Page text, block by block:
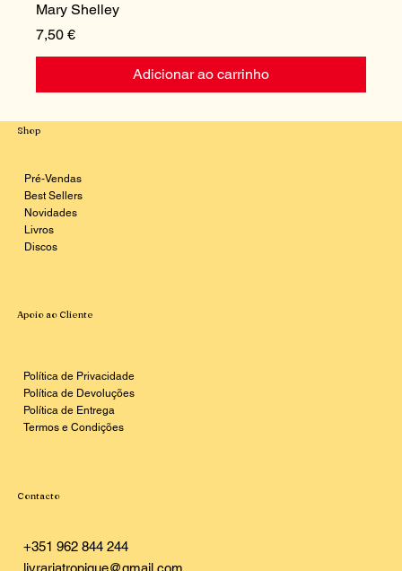
Mary Shelley
Preço
7,50 €
Adicionar ao carrinho
Shop
Pré-Vendas
Best Sellers
Novidades
Livros
Discos
Apoio ao Cliente
Política de Privacidade
Política de Devoluções
Política de Entrega
Termos e Condições
Contacto
+351 962 844 244
livrariatropique@gmail.com